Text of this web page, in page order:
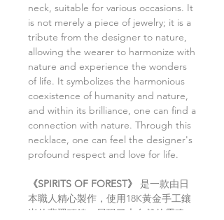
neck, suitable for various occasions. It
is not merely a piece of jewelry; it is a
tribute from the designer to nature,
allowing the wearer to harmonize with
nature and experience the wonders
of life. It symbolizes the harmonious
coexistence of humanity and nature,
and within its brilliance, one can find a
connection with nature. Through this
necklace, one can feel the designer's
profound respect and love for life.
《SPIRITS OF FOREST》
是一款由日
本職人精心製作，使用18K黃金手工鑲
嵌的翡翠項鍊，展現了大自然的靈魂。